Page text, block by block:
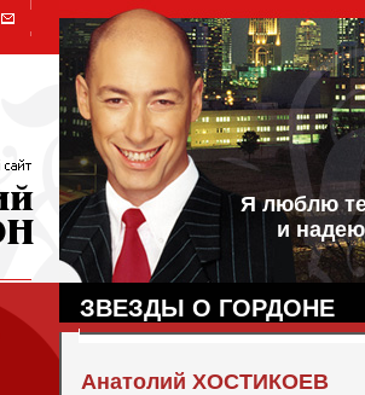
Я люблю
и
ЗВЕЗДЫ О ГОРДОНЕ
Анатолий ХОСТИКОЕВ